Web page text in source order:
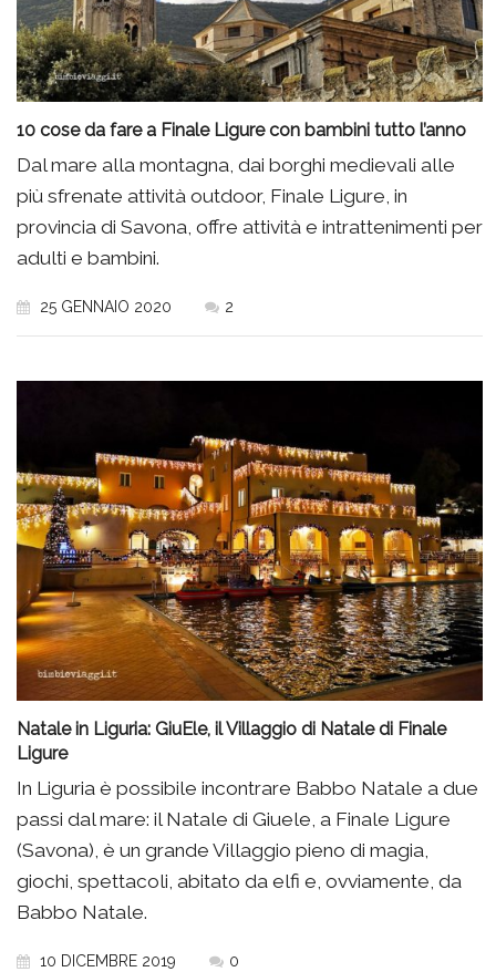
10 cose da fare a Finale Ligure con bambini tutto l’anno
Dal mare alla montagna, dai borghi medievali alle
più sfrenate attività outdoor, Finale Ligure, in
provincia di Savona, offre attività e intrattenimenti per
adulti e bambini.
25 GENNAIO 2020 2
Natale in Liguria: GiuEle, il Villaggio di Natale di Finale
Ligure
In Liguria è possibile incontrare Babbo Natale a due
passi dal mare: il Natale di Giuele, a Finale Ligure
(Savona), è un grande Villaggio pieno di magia,
giochi, spettacoli, abitato da elfi e, ovviamente, da
Babbo Natale.
10 DICEMBRE 2019 0